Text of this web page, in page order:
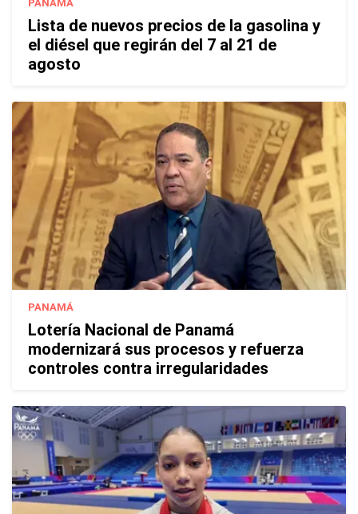
PANAMÁ
Lista de nuevos precios de la gasolina y
el diésel que regirán del 7 al 21 de
agosto
PANAMÁ
Lotería Nacional de Panamá
modernizará sus procesos y refuerza
controles contra irregularidades